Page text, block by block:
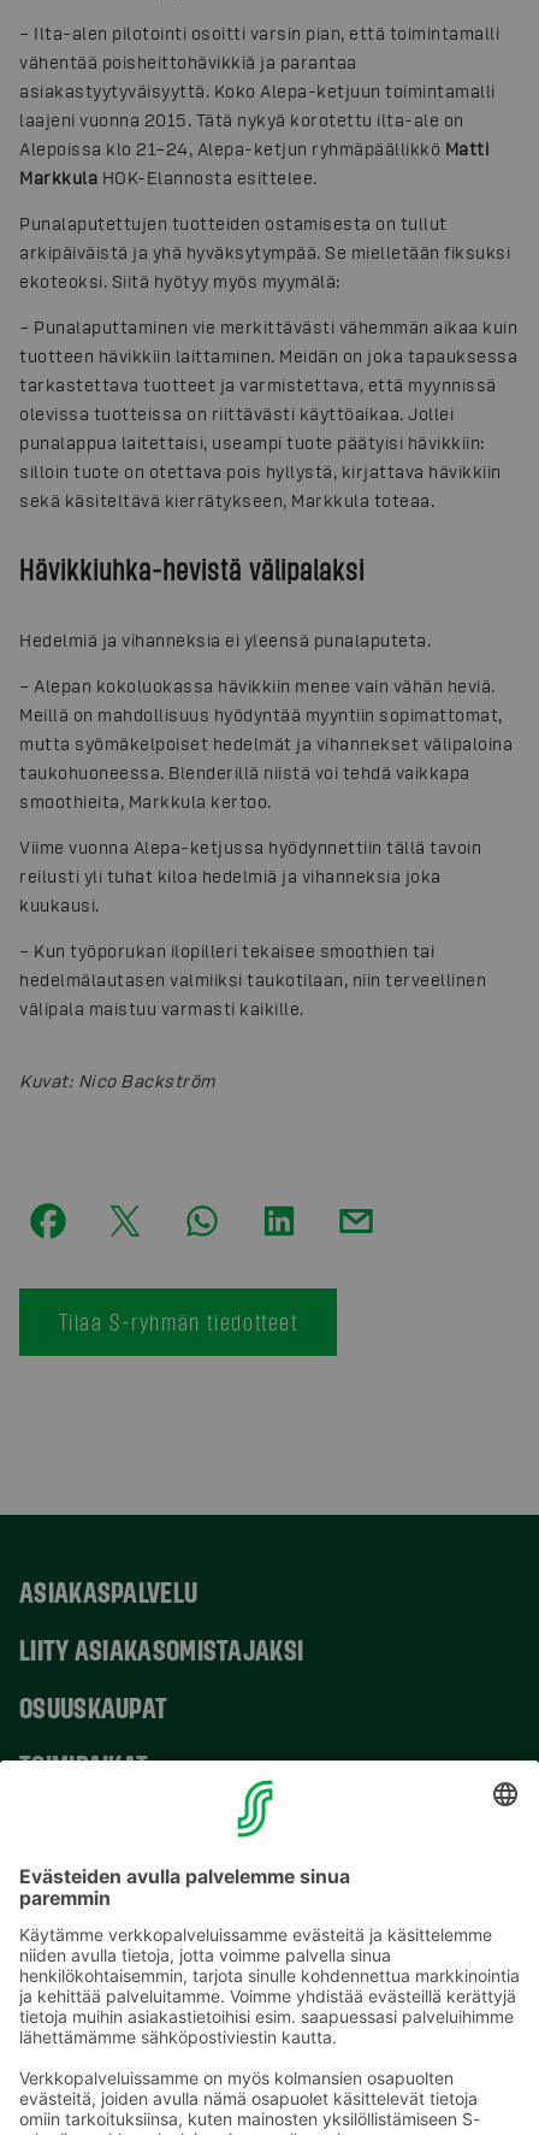
– Ilta-alen pilotointi osoitti varsin pian, että toimintamalli
vähentää poisheittohävikkiä ja parantaa
asiakastyytyväisyyttä. Koko Alepa-ketjuun toimintamalli
laajeni vuonna 2015. Tätä nykyä korotettu ilta-ale on
Alepoissa klo 21–24, Alepa-ketjun ryhmäpäällikkö Matti
Markkula HOK-Elannosta esittelee.
Punalaputettujen tuotteiden ostamisesta on tullut
arkipäiväistä ja yhä hyväksytympää. Se mielletään fiksuksi
ekoteoksi. Siitä hyötyy myös myymälä:
– Punalaputtaminen vie merkittävästi vähemmän aikaa kuin
tuotteen hävikkiin laittaminen. Meidän on joka tapauksessa
tarkastettava tuotteet ja varmistettava, että myynnissä
olevissa tuotteissa on riittävästi käyttöaikaa. Jollei
punalappua laitettaisi, useampi tuote päätyisi hävikkiin:
silloin tuote on otettava pois hyllystä, kirjattava hävikkiin
sekä käsiteltävä kierrätykseen, Markkula toteaa.
Hävikkiuhka-hevistä välipalaksi
Hedelmiä ja vihanneksia ei yleensä punalaputeta.
– Alepan kokoluokassa hävikkiin menee vain vähän heviä.
Meillä on mahdollisuus hyödyntää myyntiin sopimattomat,
mutta syömäkelpoiset hedelmät ja vihannekset välipaloina
taukohuoneessa. Blenderillä niistä voi tehdä vaikkapa
smoothieita, Markkula kertoo.
Viime vuonna Alepa-ketjussa hyödynnettiin tällä tavoin
reilusti yli tuhat kiloa hedelmiä ja vihanneksia joka
kuukausi.
– Kun työporukan ilopilleri tekaisee smoothien tai
hedelmälautasen valmiiksi taukotilaan, niin terveellinen
välipala maistuu varmasti kaikille.
Kuvat: Nico Backström
Tilaa S-ryhmän tiedotteet
ASIAKASPALVELU
LIITY ASIAKASOMISTAJAKSI
OSUUSKAUPAT
TOIMIPAIKAT
Sähköpostiosoitteet S-ryhmässä ovat muotoa
etunimi.sukunimi@sok.fi
Seuraa meitä: